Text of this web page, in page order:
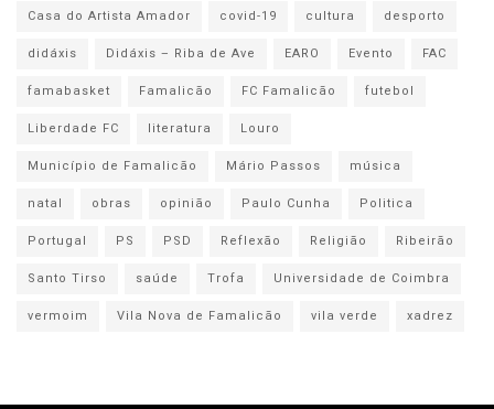
Casa do Artista Amador
covid-19 cultura
desporto
didáxis
Didáxis – Riba de Ave EARO Evento
FAC
famabasket
Famalicão FC Famalicão
futebol
Liberdade FC
literatura
Louro
Município de Famalicão
Mário Passos
música
natal
obras opinião Paulo Cunha
Politica
Portugal
PS PSD Reflexão Religião
Ribeirão
Santo Tirso
saúde Trofa
Universidade de Coimbra
vermoim
Vila Nova de Famalicão vila verde xadrez